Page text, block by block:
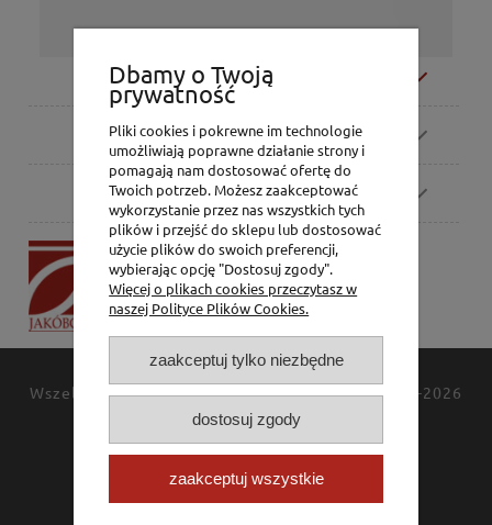
Moje konto
Zamówienia
Pomoc
P.H. Jakóbczak
Dorota Jakóbczak
Bialska 2/4,
42-202 Częstochowa
Wszelkie prawa zastrzeżoneJAKÓBCZAK© 1994-2026
Polityka prywatności
Kontakt
Dbamy o Twoją
prywatność
Pliki cookies i pokrewne im technologie
umożliwiają poprawne działanie strony i
pomagają nam dostosować ofertę do
Twoich potrzeb. Możesz zaakceptować
wykorzystanie przez nas wszystkich tych
plików i przejść do sklepu lub dostosować
użycie plików do swoich preferencji,
wybierając opcję "Dostosuj zgody".
Więcej o plikach cookies przeczytasz w
naszej Polityce Plików Cookies.
zaakceptuj tylko niezbędne
dostosuj zgody
zaakceptuj wszystkie